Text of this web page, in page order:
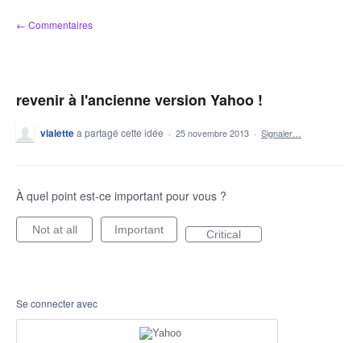
Aller
au
← Commentaires
revenir à l'ancienne version Yahoo !
vialettea partagé cette idée · 25 novembre 2013 · Signaler…
À quel point est-ce important pour vous ?
Not at all Important Critical
Se connecter avec